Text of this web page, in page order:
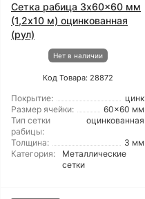
Сетка рабица 3x60x60 мм
(1,2x10 м) оцинкованная
(рул)
Нет в наличии
Код Товара: 28872
Покрытие:
цинк
Размер ячейки:
60x60 мм
Тип сетки
рабицы:
оцинкованная
Толщина:
3 мм
Категория:
Металлические
сетки